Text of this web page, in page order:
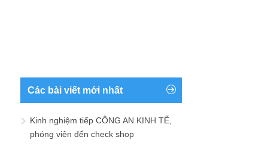
Các bài viết mới nhất
Kinh nghiệm tiếp CÔNG AN KINH TẾ,
phóng viên đến check shop